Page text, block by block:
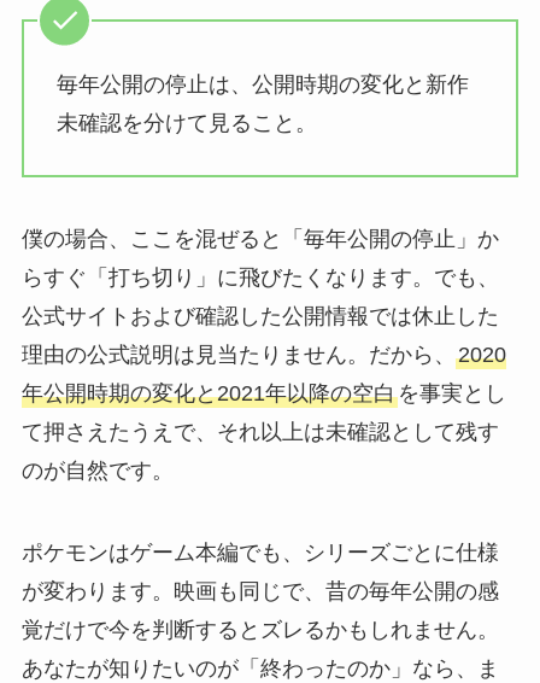
毎年公開の停止は、公開時期の変化と新作
未確認を分けて見ること。
僕の場合、ここを混ぜると「毎年公開の停止」か
らすぐ「打ち切り」に飛びたくなります。でも、
公式サイトおよび確認した公開情報では休止した
理由の公式説明は見当たりません。だから、 2020
年公開時期の変化と2021年以降の空白を事実とし
て押さえたうえで、それ以上は未確認として残す
のが自然です。
ポケモンはゲーム本編でも、シリーズごとに仕様
が変わります。映画も同じで、昔の毎年公開の感
覚だけで今を判断するとズレるかもしれません。
あなたが知りたいのが「終わったのか」なら、ま